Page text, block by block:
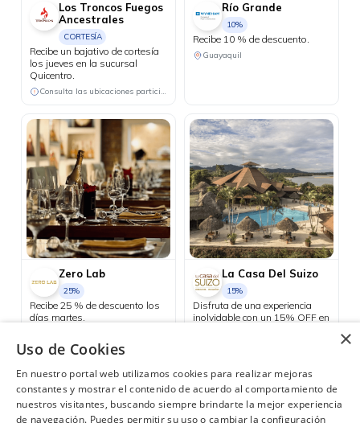
Los Troncos Fuegos
Ancestrales
CORTESÍA
Recibe un bajativo de cortesía
los jueves en la sucursal
Quicentro.
Consulta las ubicaciones participantes
Río Grande
10%
Recibe 10 % de descuento.
Guayaquil
Zero Lab
25%
Recibe 25 % de descuento los
días martes.
La Casa Del Suizo
15%
Disfruta de una experiencia
inolvidable con un 15% OFF en
×
Uso de Cookies
En nuestro portal web utilizamos cookies para realizar mejoras
constantes y mostrar el contenido de acuerdo al comportamiento de
nuestros visitantes, buscando siempre brindarte la mejor experiencia
de navegación. Puedes permitir su uso o cambiar la configuración